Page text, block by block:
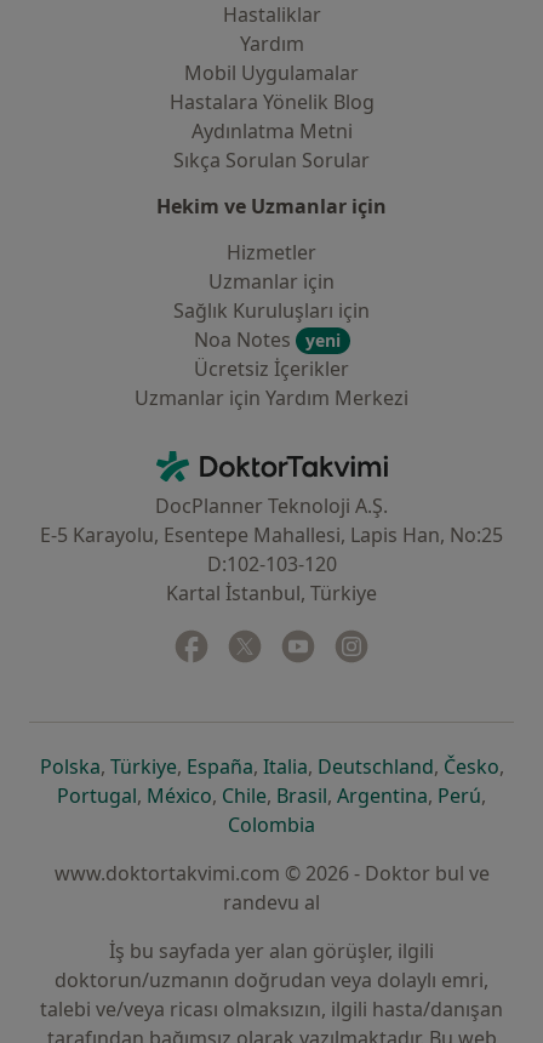
Hastaliklar
Yardım
Mobil Uygulamalar
Hastalara Yönelik Blog
Aydınlatma Metni
Sıkça Sorulan Sorular
Hekim ve Uzmanlar için
Hizmetler
Uzmanlar için
Sağlık Kuruluşları için
Noa Notes
yeni
Ücretsiz İçerikler
Uzmanlar için Yardım Merkezi
DoktorTakvimi - Ana Sayfa
DocPlanner Teknoloji A.Ş.
E-5 Karayolu, Esentepe Mahallesi, Lapis Han, No:25
D:102-103-120
Kartal İstanbul, Türkiye
Facebook
yeni bir sekmede açılır
Twitter
yeni bir sekmede açılır
Youtube
yeni bir sekmede açılır
Polskayeni bir sekmede açılır
, Türkiyeyeni bir sekmede açılır
, Españayeni bir sekmede açılır
, Italiayeni bir sekmede açılır
, Deutschlandyeni bir
, Českoyeni
,
Portugalyeni bir sekmede açılır
, Méxicoyeni bir sekmede açılır
, Chileyeni bir sekmede açılır
, Brasilyeni bir sekmede açılır
, Argentinayeni bir
, Perúyeni
,
Colombia
www.doktortakvimi.com © 2026 - Doktor bul ve
randevu al
İş bu sayfada yer alan görüşler, ilgili
doktorun/uzmanın doğrudan veya dolaylı emri,
talebi ve/veya ricası olmaksızın, ilgili hasta/danışan